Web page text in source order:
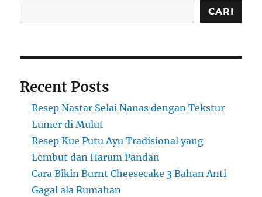
CARI
Recent Posts
Resep Nastar Selai Nanas dengan Tekstur
Lumer di Mulut
Resep Kue Putu Ayu Tradisional yang
Lembut dan Harum Pandan
Cara Bikin Burnt Cheesecake 3 Bahan Anti
Gagal ala Rumahan